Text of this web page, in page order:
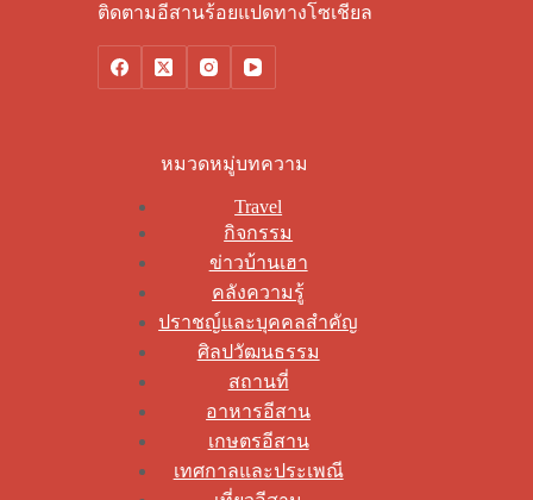
ติดตามอีสานร้อยแปดทางโซเชียล
หมวดหมู่บทความ
Travel
กิจกรรม
ข่าวบ้านเฮา
คลังความรู้
ปราชญ์และบุคคลสำคัญ
ศิลปวัฒนธรรม
สถานที่
อาหารอีสาน
เกษตรอีสาน
เทศกาลและประเพณี